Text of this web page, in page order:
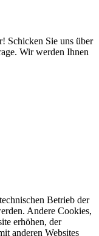
Schicken Sie uns über
Wir werden Ihnen
Betrieb der
Andere Cookies,
erhöhen, der
anderen Websites